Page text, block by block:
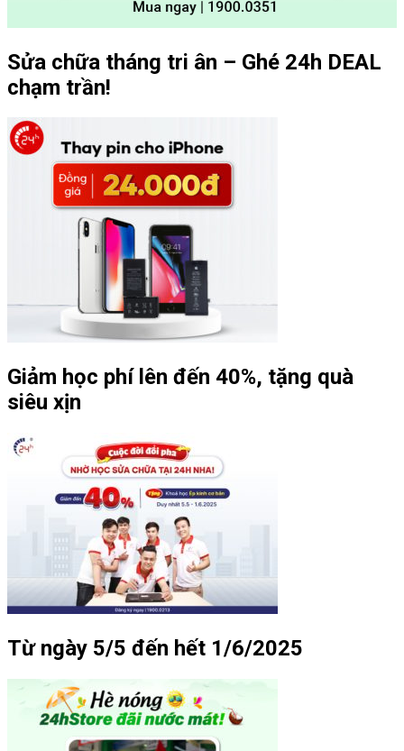
Sửa chữa tháng tri ân – Ghé 24h DEAL
chạm trần!
Giảm học phí lên đến 40%, tặng quà
siêu xịn
Từ ngày 5/5 đến hết 1/6/2025